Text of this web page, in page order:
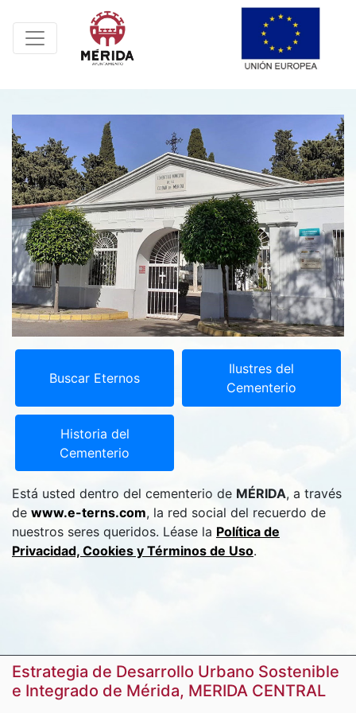
Buscar Eternos
Ilustres del
Cementerio
Historia del
Cementerio
Está usted dentro del cementerio de MÉRIDA, a través
de www.e-terns.com, la red social del recuerdo de
nuestros seres queridos. Léase la Política de
Privacidad, Cookies y Términos de Uso.
Estrategia de Desarrollo Urbano Sostenible
e Integrado de Mérida, MERIDA CENTRAL